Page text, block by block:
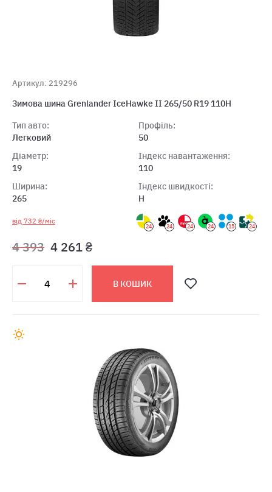
Артикул: 219296
Зимова шина Grenlander IceHawke II 265/50 R19 110H
Тип авто:
Легковий
Діаметр:
19
Ширина:
265
Профіль:
50
Індекс навантаження:
110
Індекс швидкості:
H
від 732 ₴/міс
24 24 24 24 15 24
4 393 4 261 ₴
В КОШИК